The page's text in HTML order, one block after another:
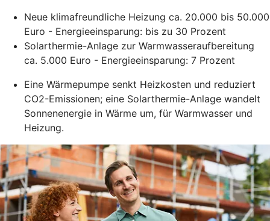
Neue klimafreundliche Heizung ca. 20.000 bis 50.000
Euro - Energieeinsparung: bis zu 30 Prozent
Solarthermie-Anlage zur Warmwasseraufbereitung
ca. 5.000 Euro - Energieeinsparung: 7 Prozent
Eine Wärmepumpe senkt Heizkosten und reduziert
CO2-Emissionen; eine Solarthermie-Anlage wandelt
Sonnenenergie in Wärme um, für Warmwasser und
Heizung.